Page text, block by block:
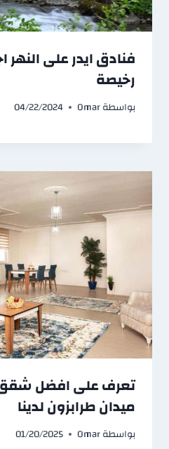
فنادق ايدر على النهر
رخيصة
بواسطةOmar
04/22/2024
تعرف على افضل
ميدان طرابزون لدينا
بواسطةOmar
01/20/2025